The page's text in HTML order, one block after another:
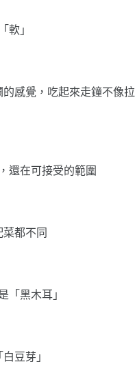
軟」
感覺，吃起來走鐘不像拉
還在可接受的範圍
都不同
「黑木耳」
豆芽」